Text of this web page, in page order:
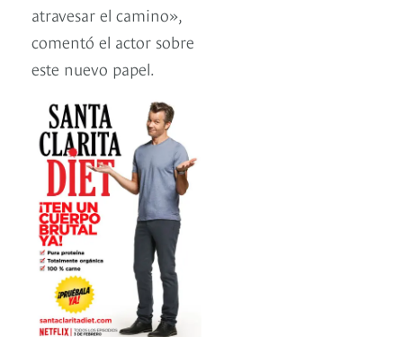
atravesar el camino»,
comentó el actor sobre
este nuevo papel.